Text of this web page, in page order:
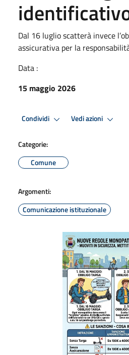
Dal 16 luglio scatterà invece
assicurativa per la
Data :
15 maggio 2026
Condividi Vedi azioni
Categorie:
Comune
Argomenti:
Comunicazione istituzionale